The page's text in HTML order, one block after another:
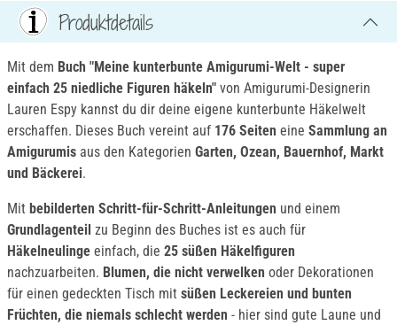
Produktdetails
Mit dem Buch "Meine kunterbunte Amigurumi-Welt - super
einfach 25 niedliche Figuren häkeln" von Amigurumi-Designerin
Lauren Espy kannst du dir deine eigene kunterbunte Häkelwelt
erschaffen. Dieses Buch vereint auf 176 Seiten eine Sammlung an
Amigurumis aus den Kategorien Garten, Ozean, Bauernhof, Markt
und Bäckerei.
Mit bebilderten Schritt-für-Schritt-Anleitungen und einem
Grundlagenteil zu Beginn des Buches ist es auch für
Häkelneulinge einfach, die 25 süßen Häkelfiguren
nachzuarbeiten. Blumen, die nicht verwelken oder Dekorationen
für einen gedeckten Tisch mit süßen Leckereien und bunten
Früchten, die niemals schlecht werden - hier sind gute Laune und